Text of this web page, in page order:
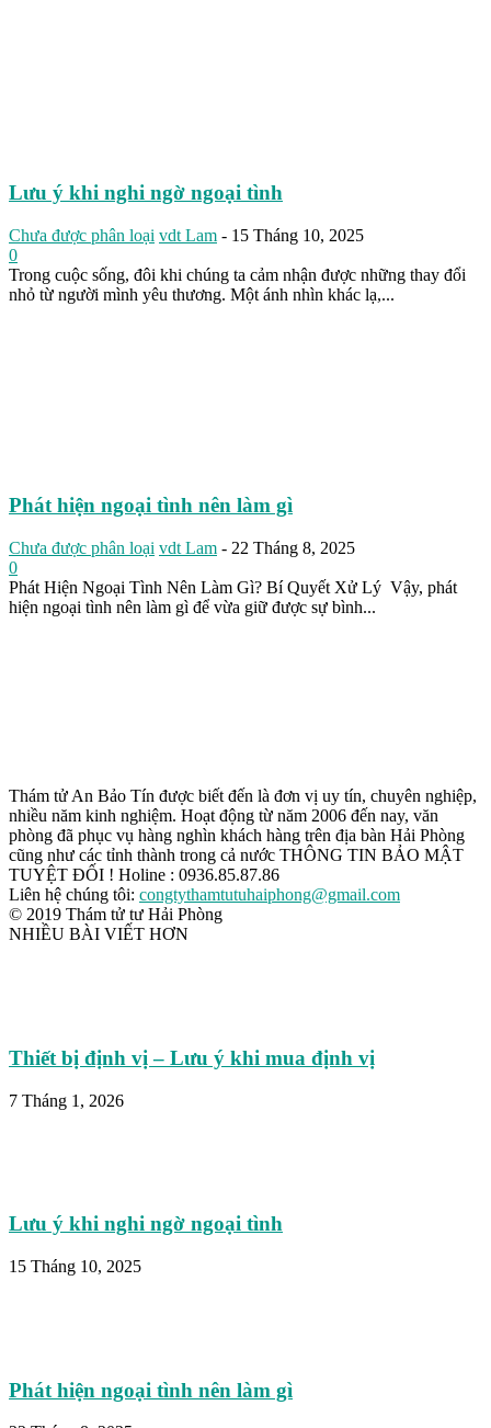
Lưu ý khi nghi ngờ ngoại tình
Chưa được phân loại vdt Lam - 15 Tháng 10, 2025
0
Trong cuộc sống, đôi khi chúng ta cảm nhận được những thay đổi
nhỏ từ người mình yêu thương. Một ánh nhìn khác lạ,...
Phát hiện ngoại tình nên làm gì
Chưa được phân loại vdt Lam - 22 Tháng 8, 2025
0
Phát Hiện Ngoại Tình Nên Làm Gì? Bí Quyết Xử Lý Vậy, phát
hiện ngoại tình nên làm gì để vừa giữ được sự bình...
Thám tử An Bảo Tín được biết đến là đơn vị uy tín, chuyên nghiệp,
nhiều năm kinh nghiệm. Hoạt động từ năm 2006 đến nay, văn
phòng đã phục vụ hàng nghìn khách hàng trên địa bàn Hải Phòng
cũng như các tỉnh thành trong cả nước THÔNG TIN BẢO MẬT
TUYỆT ĐỐI ! Holine : 0936.85.87.86
Liên hệ chúng tôi: congtythamtutuhaiphong@gmail.com
© 2019 Thám tử tư Hải Phòng
NHIỀU BÀI VIẾT HƠN
Thiết bị định vị – Lưu ý khi mua định vị
7 Tháng 1, 2026
Lưu ý khi nghi ngờ ngoại tình
15 Tháng 10, 2025
Phát hiện ngoại tình nên làm gì